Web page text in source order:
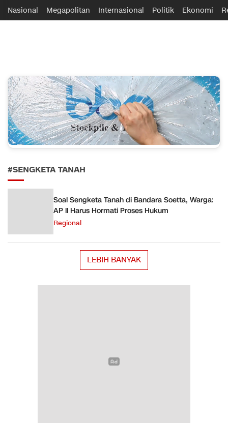
ifakta.co
#pastibenar
Nasional Megapolitan Internasional Politik Ekonomi
#SENGKETA TANAH
Soal Sengketa Tanah di Bandara Soetta, Warga:
AP ll Harus Hormati Proses Hukum
Regional
LEBIH BANYAK